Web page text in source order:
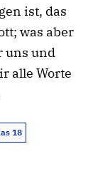
ist, das
was aber
uns und
alle Worte
18